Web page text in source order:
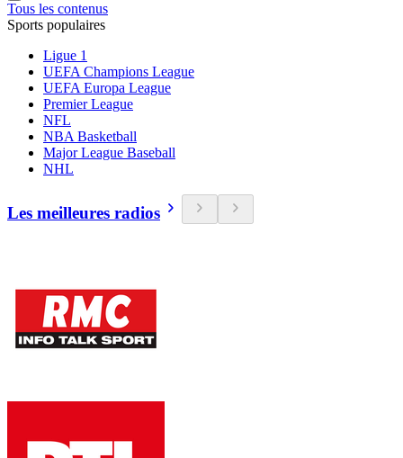
Tous les contenus
Sports populaires
Ligue 1
UEFA Champions League
UEFA Europa League
Premier League
NFL
NBA Basketball
Major League Baseball
NHL
Les meilleures radios